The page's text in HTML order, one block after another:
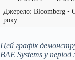
Цей графік
BAE Systems у